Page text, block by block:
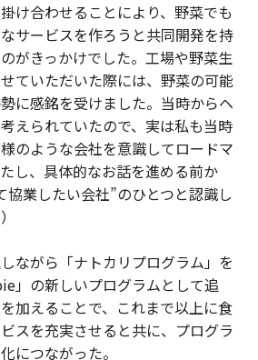
け合わせることにより、野菜でも
サービスを作ろうと共同開発を持
がきっかけでした。工場や野菜生
ていただいた際には、野菜の可能
に感銘を受けました。当時からヘ
えられていたので、実は私も当時
のような会社を意識してロードマ
し、具体的なお話を進める前か
協業したい会社”のひとつと認識し
ながら「ナトカリプログラム」を
」の新しいプログラムとして追
加えることで、これまで以上に食
スを充実させると共に、プログラ
につながった。